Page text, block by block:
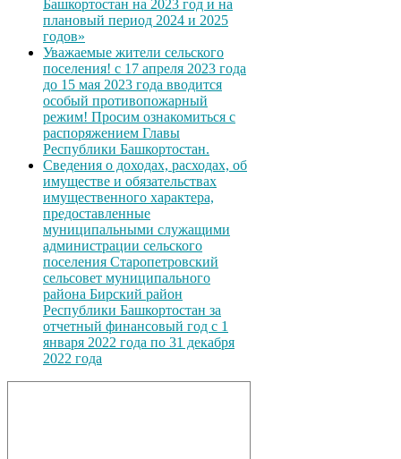
Башкортостан на 2023 год и на
плановый период 2024 и 2025
годов»
Уважаемые жители сельского
поселения! с 17 апреля 2023 года
до 15 мая 2023 года вводится
особый противопожарный
режим! Просим ознакомиться с
распоряжением Главы
Республики Башкортостан.
Сведения о доходах, расходах, об
имуществе и обязательствах
имущественного характера,
предоставленные
муниципальными служащими
администрации сельского
поселения Старопетровский
сельсовет муниципального
района Бирский район
Республики Башкортостан за
отчетный финансовый год с 1
января 2022 года по 31 декабря
2022 года